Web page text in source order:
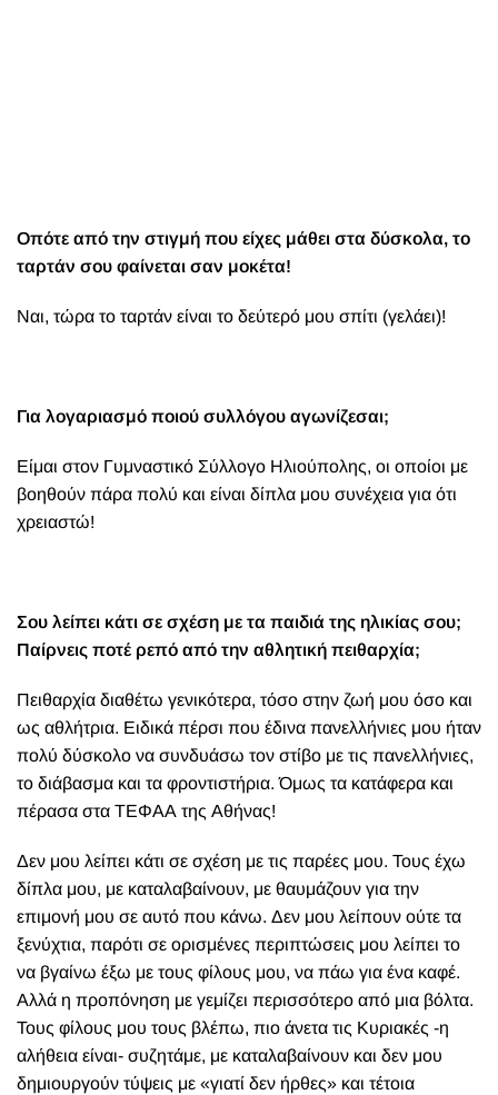
Οπότε από την στιγμή που είχες μάθει στα δύσκολα, το
ταρτάν σου φαίνεται σαν μοκέτα!
Ναι, τώρα το ταρτάν είναι το δεύτερό μου σπίτι (γελάει)!
Για λογαριασμό ποιού συλλόγου αγωνίζεσαι;
Είμαι στον Γυμναστικό Σύλλογο Ηλιούπολης, οι οποίοι με
βοηθούν πάρα πολύ και είναι δίπλα μου συνέχεια για ότι
χρειαστώ!
Σου λείπει κάτι σε σχέση με τα παιδιά της ηλικίας σου;
Παίρνεις ποτέ ρεπό από την αθλητική πειθαρχία;
Πειθαρχία διαθέτω γενικότερα, τόσο στην ζωή μου όσο και
ως αθλήτρια. Ειδικά πέρσι που έδινα πανελλήνιες μου ήταν
πολύ δύσκολο να συνδυάσω τον στίβο με τις πανελλήνιες,
το διάβασμα και τα φροντιστήρια. Όμως τα κατάφερα και
πέρασα στα ΤΕΦΑΑ της Αθήνας!
Δεν μου λείπει κάτι σε σχέση με τις παρέες μου. Τους έχω
δίπλα μου, με καταλαβαίνουν, με θαυμάζουν για την
επιμονή μου σε αυτό που κάνω. Δεν μου λείπουν ούτε τα
ξενύχτια, παρότι σε ορισμένες περιπτώσεις μου λείπει το
να βγαίνω έξω με τους φίλους μου, να πάω για ένα καφέ.
Αλλά η προπόνηση με γεμίζει περισσότερο από μια βόλτα.
Τους φίλους μου τους βλέπω, πιο άνετα τις Κυριακές -η
αλήθεια είναι- συζητάμε, με καταλαβαίνουν και δεν μου
δημιουργούν τύψεις με «γιατί δεν ήρθες» και τέτοια